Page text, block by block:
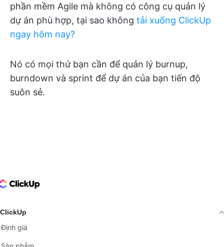
phần mềm Agile mà không có công cụ quản lý
dự án phù hợp, tại sao không tải xuống ClickUp
ngay hôm nay?
Nó có mọi thứ bạn cần để quản lý burnup,
burndown và sprint để dự án của bạn tiến độ
suôn sẻ.
Logo
ClickUp
Định giá